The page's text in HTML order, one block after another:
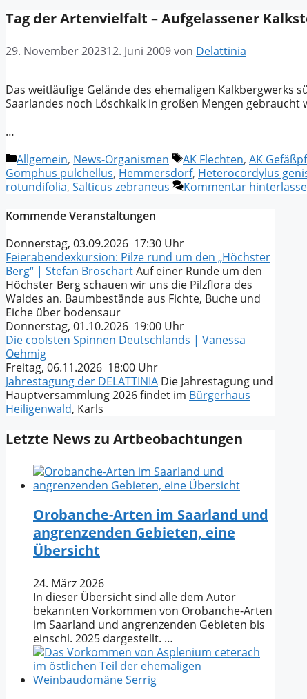
Tag der Artenvielfalt – Aufgelassener
29. November 202312. Juni 2009von Delattinia
Das weitläufige Gelände des ehemaligen
Saarlandes noch Löschkalk in großen Mengen gebraucht
…
Kategorien
Allgemein, News-Organismen Schlagwörter
AK Flechten, AK
Gomphus pulchellus, Hemmersdorf, Heterocordylus
rotundifolia, Salticus zebraneus
Kommentar
Kommende Veranstaltungen
Donnerstag, 03.09.2026 17:30 Uhr
Feierabendexkursion: Pilze rund um den „Höchster
Berg“ | Stefan BroschartAuf einer Runde um den
Höchster Berg schauen wir uns die Pilzflora des
Waldes an. Baumbestände aus Fichte, Buche und
Eiche über bodensaur
Donnerstag, 01.10.2026 19:00 Uhr
Die coolsten Spinnen Deutschlands | Vanessa
Oehmig
Freitag, 06.11.2026 18:00 Uhr
Jahrestagung der DELATTINIA Die Jahrestagung und
Hauptversammlung 2026 findet im Bürgerhaus
Heiligenwald, Karls
Letzte News zu Artbeobachtungen
Orobanche-Arten im Saarland und
angrenzenden Gebieten, eine
Übersicht
24. März 2026
In dieser Übersicht sind alle dem Autor
bekannten Vorkommen von Orobanche-Arten
im Saarland und angrenzenden Gebieten bis
einschl. 2025 dargestellt. …